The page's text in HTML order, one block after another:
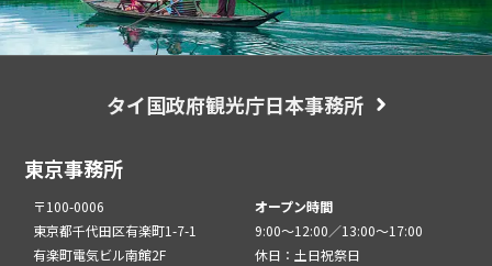
タイ国政府観光庁日本事務所
東京事務所
〒100-0006
東京都千代田区有楽町1-7-1
有楽町電気ビル南館2F
オープン時間
9:00～12:00／13:00～17:00
休日：土日祝祭日